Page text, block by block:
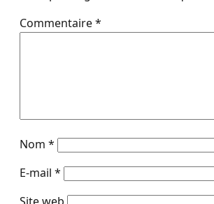
Commentaire*
Nom *
E-mail *